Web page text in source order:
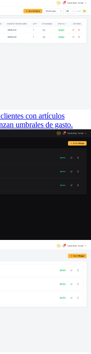
con artículos
umbrales de gasto.